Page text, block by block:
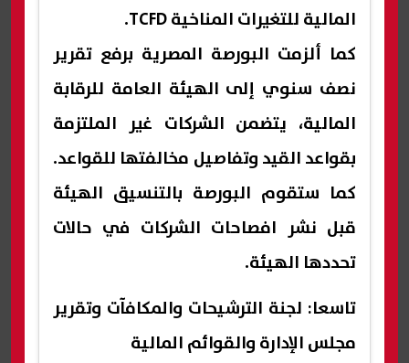
المالية للتغيرات المناخية TCFD.
كما ألزمت البورصة المصرية برفع تقرير
نصف سنوي إلى الهيئة العامة للرقابة
المالية، يتضمن الشركات غير الملتزمة
بقواعد القيد وتفاصيل مخالفتها للقواعد.
كما ستقوم البورصة بالتنسيق الهيئة
قبل نشر افصاحات الشركات في حالات
تحددها الهيئة.
تاسعا: لجنة الترشيحات والمكافآت وتقرير
مجلس الإدارة والقوائم المالية